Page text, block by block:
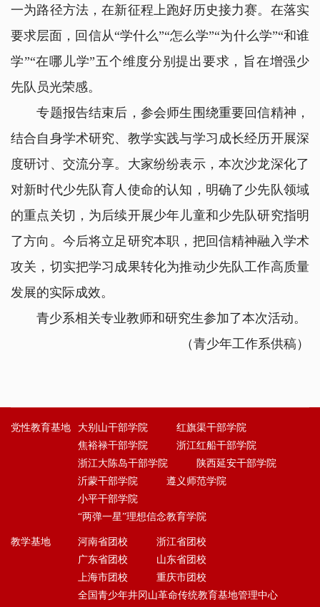
一为路径方法，在新征程上跑好历史接力赛。在落实
要求层面，回信从“学什么”“怎么学”“为什么学”“和谁
学”“在哪儿学”五个维度分别提出要求，旨在增强少
先队员光荣感。
专题报告结束后，参会师生围绕重要回信精神，
结合自身学术研究、教学实践与学习成长经历开展深
度研讨、交流分享。大家纷纷表示，本次沙龙深化了
对新时代少先队育人使命的认知，明确了少先队领域
的重点关切，为后续开展少年儿童和少先队研究指明
了方向。今后将立足研究本职，把回信精神融入学术
攻关，切实把学习成果转化为推动少先队工作高质量
发展的实际成效。
青少系相关专业教师和研究生参加了本次活动。
（青少年工作系供稿）
党性教育基地 大别山干部学院
红旗渠干部学院
焦裕禄干部学院
浙江红船干部学院
浙江大陈岛干部学院
陕西延安干部学院
沂蒙干部学院
遵义师范学院
小平干部学院
“两弹一星”理想信念教育学院
教学基地 河南省团校
浙江省团校
广东省团校
山东省团校
上海市团校
重庆市团校
全国青少年井冈山革命传统教育基地管理中心